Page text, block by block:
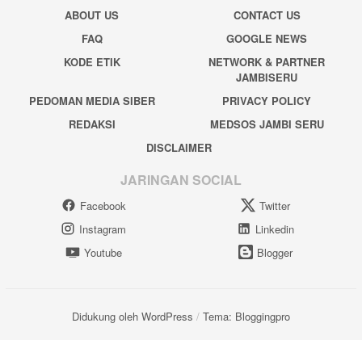
ABOUT US
CONTACT US
FAQ
GOOGLE NEWS
KODE ETIK
NETWORK & PARTNER
JAMBISERU
PEDOMAN MEDIA SIBER
PRIVACY POLICY
REDAKSI
MEDSOS JAMBI SERU
DISCLAIMER
JARINGAN SOCIAL
Facebook
Twitter
Instagram
Linkedin
Youtube
Blogger
Didukung oleh WordPress / Tema: Bloggingpro